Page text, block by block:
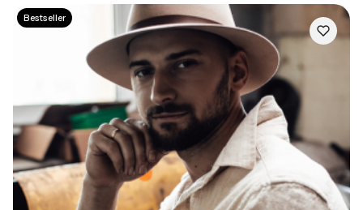
Bestseller